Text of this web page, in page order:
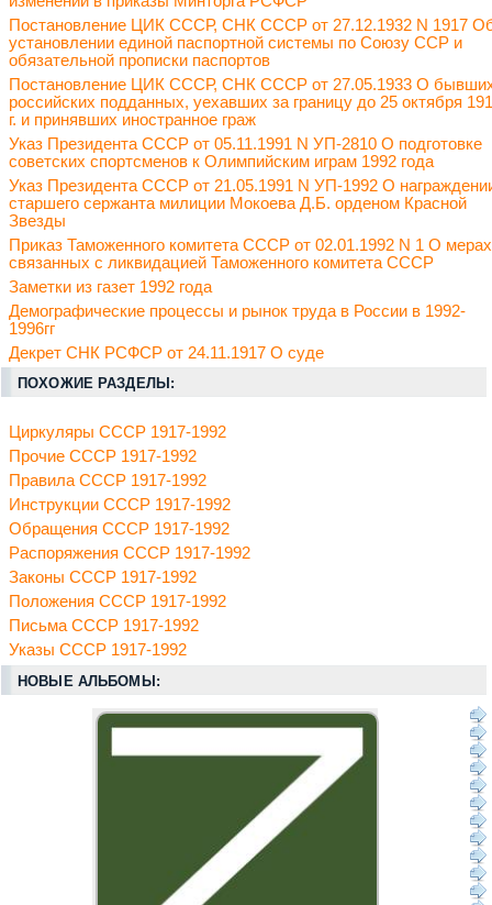
Постановление ЦИК СССР, СНК СССР от 27.12.1932 N 1917
установлении единой паспортной системы по Союзу ССР и
обязательной прописки паспортов
Постановление ЦИК СССР, СНК СССР от 27.05.1933 О
российских подданных, уехавших за границу до 25 октября
г. и принявших иностранное граж
Указ Президента СССР от 05.11.1991 N УП-2810 О подготовке
советских спортсменов к Олимпийским играм 1992 года
Указ Президента СССР от 21.05.1991 N УП-1992 О
старшего сержанта милиции Мокоева Д.Б. орденом Красной
Звезды
Приказ Таможенного комитета СССР от 02.01.1992 N 1 О
связанных с ликвидацией Таможенного комитета СССР
Заметки из газет 1992 года
Демографические процессы и рынок труда в России в 1992-
1996гг
Декрет СНК РСФСР от 24.11.1917 О суде
ПОХОЖИЕ РАЗДЕЛЫ:
Циркуляры СССР 1917-1992
Прочие СССР 1917-1992
Правила СССР 1917-1992
Инструкции СССР 1917-1992
Обращения СССР 1917-1992
Распоряжения СССР 1917-1992
Законы СССР 1917-1992
Положения СССР 1917-1992
Письма СССР 1917-1992
Указы СССР 1917-1992
НОВЫЕ АЛЬБОМЫ: